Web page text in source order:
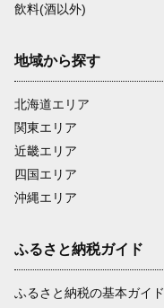
飲料(酒以外)
地域から探す
北海道エリア
関東エリア
近畿エリア
四国エリア
沖縄エリア
ふるさと納税ガイド
ふるさと納税の基本ガイド